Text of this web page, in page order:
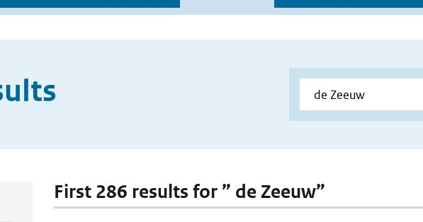
First 286 results for ” de Zeeuw”